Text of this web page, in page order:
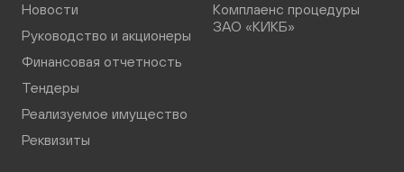
Новости
Руководство и акционеры
Финансовая отчетность
Тендеры
Реализуемое имущество
Реквизиты
Комплаенс процедуры
ЗАО «КИКБ»